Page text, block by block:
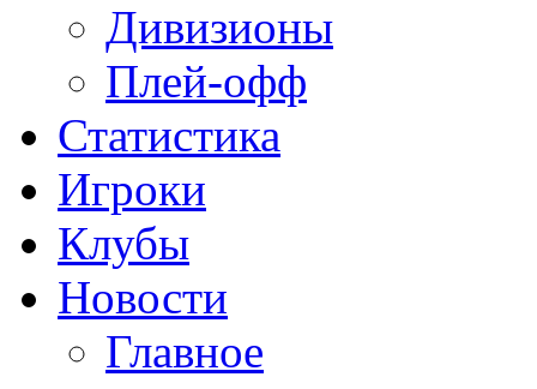
Дивизионы
Плей-офф
Статистика
Игроки
Клубы
Новости
Главное